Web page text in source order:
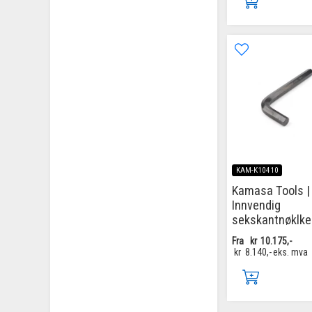
KAM-K10410
Kamasa Tools |
Innvendig
Fra kr 10.175,-
kr 8.140,-eks. mva